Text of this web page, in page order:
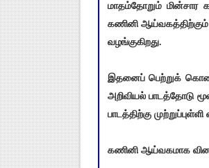
மாதம்தோறும்
கணினி ஆய்வகத்திற்கும்
வழங்குகிறது.
இதனைப் பெற்றுக்
அறிவியல் பாடத்தோடு
பாடத்திற்கு
கணினி ஆய்வகமாக